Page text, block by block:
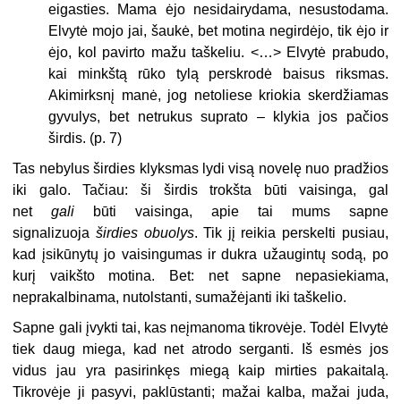
eigasties. Mama ėjo nesidairydama, nesustodama.
Elvytė mojo jai, šaukė, bet motina negirdėjo, tik ėjo ir
ėjo, kol pavirto mažu taškeliu. <…> Elvytė prabudo,
kai minkštą rūko tylą perskrodė baisus riksmas.
Akimirksnį manė, jog netoliese kriokia skerdžiamas
gyvulys, bet netrukus suprato – klykia jos pačios
širdis. (p. 7)
Tas nebylus širdies klyksmas lydi visą novelę nuo pradžios
iki galo. Tačiau: ši širdis trokšta būti vaisinga, gal
netgali būti vaisinga, apie tai mums sapne
signalizuojaširdies obuolys. Tik jį reikia perskelti pusiau,
kad įsikūnytų jo vaisingumas ir dukra užaugintų sodą, po
kurį vaikšto motina. Bet: net sapne nepasiekiama,
neprakalbinama, nutolstanti, sumažėjanti iki taškelio.
Sapne gali įvykti tai, kas neįmanoma tikrovėje. Todėl Elvytė
tiek daug miega, kad net atrodo serganti. Iš esmės jos
vidus jau yra pasirinkęs miegą kaip mirties pakaitalą.
Tikrovėje ji pasyvi, paklūstanti; mažai kalba, mažai juda,